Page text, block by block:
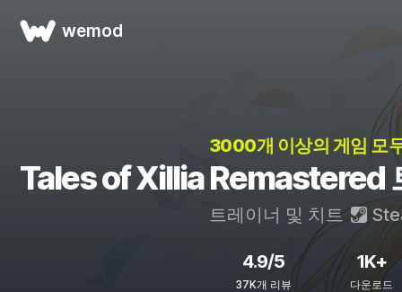
wemod
3000개 이상의 게임 모
Tales of Xillia Remastered
트레이너 및 치트
4.9/5
37K개 리뷰
1K+
다운로드